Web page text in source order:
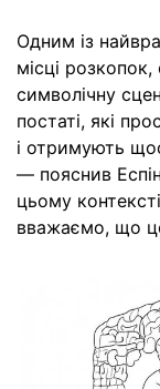
Одним із
місці
символічну
постаті, які
і отримують
— пояснив
цьому
вважаємо, що